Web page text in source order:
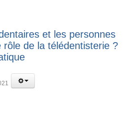
et les personnes
de la télédentisterie ?